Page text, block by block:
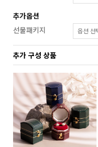
추가옵션
선물패키지
추가 구성 상품